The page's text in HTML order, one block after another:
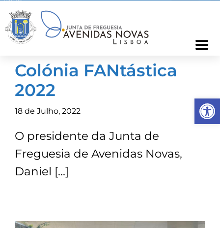
content
Freguesia
Informações
Notícias
Colónia FANtástica
2022
18 de Julho, 2022
O presidente da Junta de
Freguesia de Avenidas Novas,
Daniel […]